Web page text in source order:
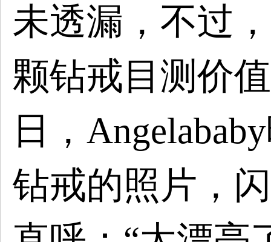
未透漏，不过
颗钻戒目测价
日，
钻戒的照片，